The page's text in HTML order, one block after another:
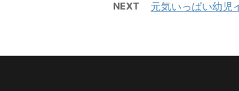
ットサーカス鈴鹿（屋内フ
めの水筒）・着替え（午後
NEXT 元気いっぱい幼児